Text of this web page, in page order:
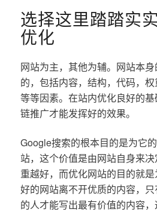
选择这里踏踏实
优化
网站为主，其他为辅。网站本
的，包括内容，结构，代码，
等等因素。在站内优化良好的
链推广才能发挥好的效果。
Google搜索的根本目的是为它
站，这个价值是由网站自身来
重越好，而优化网站的目的就是
好的网站离不开优质的内容，
的人才能写出最有价值的内容